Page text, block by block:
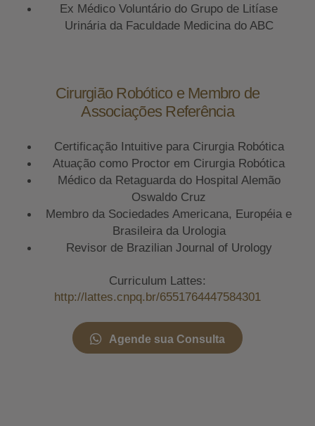
Ex Médico Voluntário do Grupo de Litíase
Urinária da Faculdade Medicina do ABC
Cirurgião Robótico e Membro de
Associações Referência
Certificação Intuitive para Cirurgia Robótica
Atuação como Proctor em Cirurgia Robótica
Médico da Retaguarda do Hospital Alemão
Oswaldo Cruz
Membro da Sociedades Americana, Européia e
Brasileira da Urologia
Revisor de Brazilian Journal of Urology
Curriculum Lattes:
http://lattes.cnpq.br/6551764447584301
Agende sua Consulta